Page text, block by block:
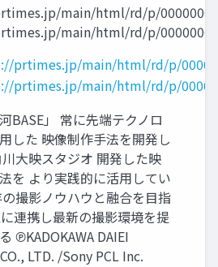
main/html/rd/p/
main/html/rd/p/
prtimes.jp/main/html/rd/p/
prtimes.jp/main/html/rd/p/
BASE」 常に先端テクノロ
した 映像制作手法を開発し
大映スタジオ 開発した映
を より実践的に活用してい
の撮影ノウハウと融合を目指
連携し最新の撮影環境を提
℗KADOKAWA DAIEI
LTD. /Sony PCL Inc.